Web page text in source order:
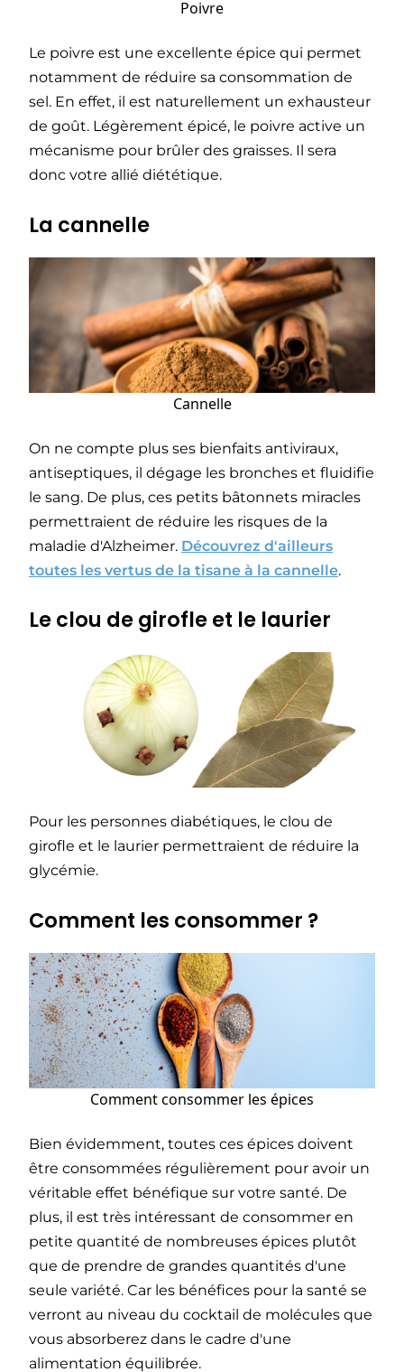
Poivre
Le poivre est une excellente épice qui permet
notamment de réduire sa consommation de
sel. En effet, il est naturellement un exhausteur
de goût. Légèrement épicé, le poivre active un
mécanisme pour brûler des graisses. Il sera
donc votre allié diététique.
La cannelle
Cannelle
On ne compte plus ses bienfaits antiviraux,
antiseptiques, il dégage les bronches et fluidifie
le sang. De plus, ces petits bâtonnets miracles
permettraient de réduire les risques de la
maladie d'Alzheimer. Découvrez d'ailleurs
toutes les vertus de la tisane à la cannelle.
Le clou de girofle et le laurier
Pour les personnes diabétiques, le clou de
girofle et le laurier permettraient de réduire la
glycémie.
Comment les consommer ?
Comment consommer les épices
Bien évidemment, toutes ces épices doivent
être consommées régulièrement pour avoir un
véritable effet bénéfique sur votre santé. De
plus, il est très intéressant de consommer en
petite quantité de nombreuses épices plutôt
que de prendre de grandes quantités d'une
seule variété. Car les bénéfices pour la santé se
verront au niveau du cocktail de molécules que
vous absorberez dans le cadre d'une
alimentation équilibrée.